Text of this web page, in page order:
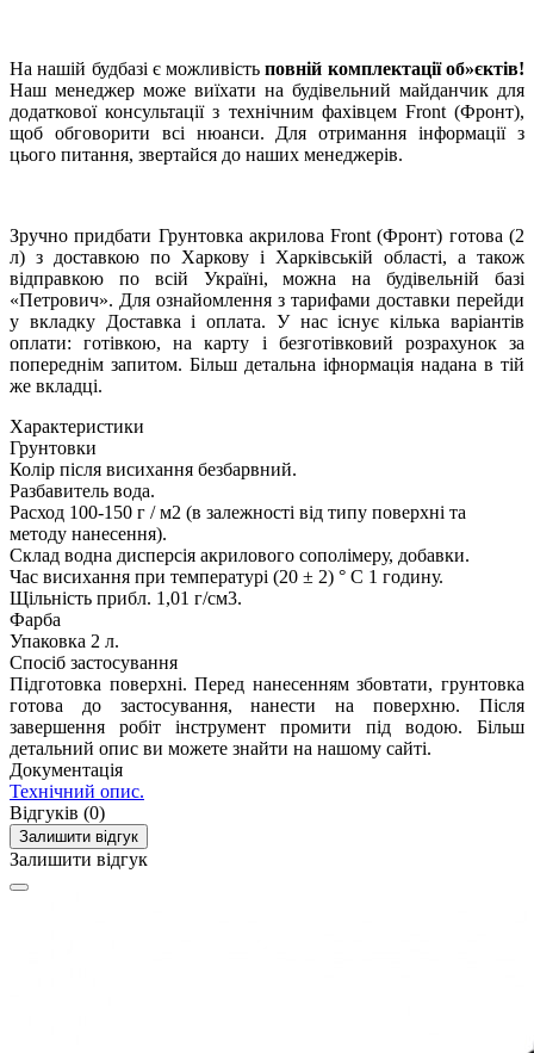
На нашій будбазі є можливістьповній комплектації об»єктів!
Наш менеджер може виїхати на будівельний майданчик для
додаткової консультації з технічним фахівцем Front (Фронт),
щоб обговорити всі нюанси. Для отримання інформації з
цього питання, звертайся до наших менеджерів.
Зручно придбати Грунтовка акрилова Front (Фронт) готова (2
л) з доставкою по Харкову і Харківській області, а також
відправкою по всій Україні, можна на будівельній базі
«Петрович». Для ознайомлення з тарифами доставки перейди
у вкладку Доставка і оплата. У нас існує кілька варіантів
оплати: готівкою, на карту і безготівковий розрахунок за
попереднім запитом. Більш детальна іфнормація надана в тій
же вкладці.
Характеристики
Грунтовки
Колір після висихання безбарвний.
Разбавитель вода.
Расход 100-150 г / м2 (в залежності від типу поверхні та
методу нанесення).
Склад водна дисперсія акрилового сополімеру, добавки.
Час висихання при температурі (20 ± 2) ° С 1 годину.
Щільність прибл. 1,01 г/см3.
Фарба
Упаковка 2 л.
Спосіб застосування
Підготовка поверхні. Перед нанесенням збовтати, грунтовка
готова до застосування, нанести на поверхню. Після
завершення робіт інструмент промити під водою. Більш
детальний опис ви можете знайти на нашому сайті.
Документація
Технічний опис.
Відгуків (0)
Залишити відгук
Залишити відгук